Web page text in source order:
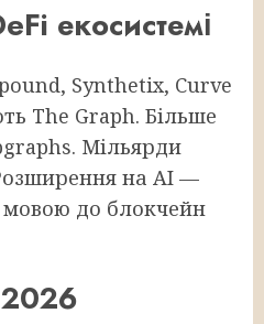
екосистемі
Synthetix, Curve
The Graph. Більше
Мільярди
на AI —
до блокчейн